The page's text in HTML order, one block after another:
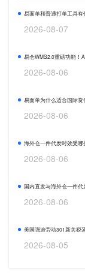
易面单和普通打单工具有
2026-08-07
易仓WMS2.0重磅功能！
2026-08-06
易面单为什么适合国际货
2026-08-06
海外仓一件代发时效受哪
2026-08-06
国内直发与海外仓一件
2026-08-06
美国强迫劳动301新关税
2026-08-05